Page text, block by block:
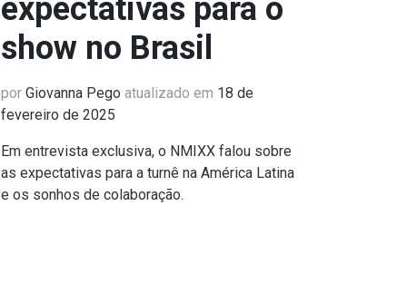
expectativas para o
show no Brasil
por Giovanna Pego atualizado em 18 de
fevereiro de 2025
Em entrevista exclusiva, o NMIXX falou sobre
as expectativas para a turnê na América Latina
e os sonhos de colaboração.